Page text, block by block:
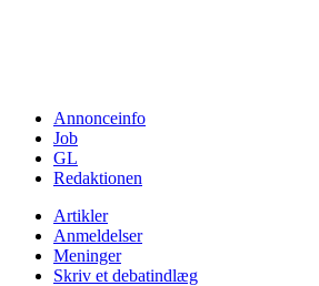
Annonceinfo
Job
GL
Redaktionen
Artikler
Anmeldelser
Meninger
Skriv et debatindlæg